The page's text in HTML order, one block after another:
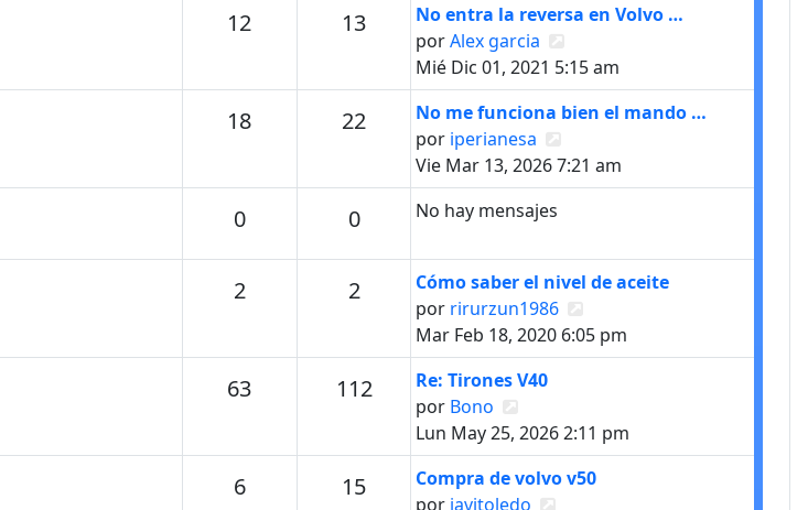
12Temas 13MensajesÚltimo mensaje
No entra la reversa en Volvo …
porAlex garcia
Mié Dic 01, 2021 5:15 am
18Temas 22MensajesÚltimo mensaje
No me funciona bien el mando …
por iperianesa
Vie Mar 13, 2026 7:21 am
0Temas 0MensajesNo hay mensajes
2Temas 2MensajesÚltimo mensaje
Cómo saber el nivel de aceite
por rirurzun1986
Mar Feb 18, 2020 6:05 pm
63Temas 112Mensajes
Último mensaje
Re: Tirones V40
por Bono
Lun May 25, 2026 2:11 pm
6Temas 15MensajesÚltimo mensaje
Compra de volvo v50
por javitoledo